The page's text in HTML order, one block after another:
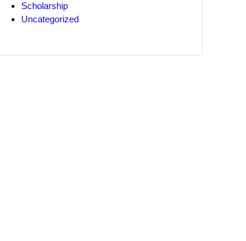
Scholarship
Uncategorized